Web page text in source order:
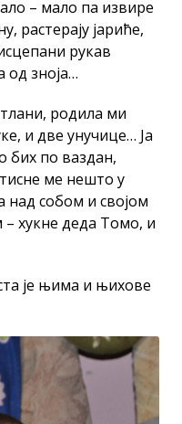
– мало па извире
растерају јариће,
рукав
зноја…
родила ми
и две унучице… Ја
бих по ваздан,
ме нешто у
над собом и својом
хукне деда Томо, и
је њима и њихове